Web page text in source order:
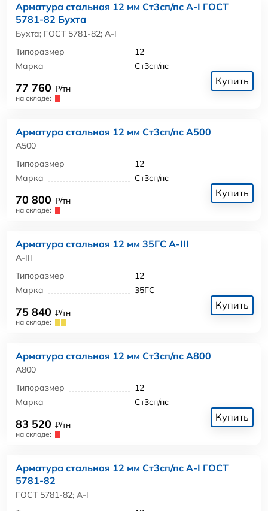
Арматура стальная 12 мм Ст3сп/пс А-I ГОСТ
5781-82 Бухта
Бухта; ГОСТ 5781-82; А-I
Типоразмер
12
Марка
Ст3сп/пс
77 760 ₽/тн
на складе:
Купить
Арматура стальная 12 мм Ст3сп/пс А500
А500
Типоразмер
12
Марка
Ст3сп/пс
70 800 ₽/тн
на складе:
Купить
Арматура стальная 12 мм 35ГС А-III
А-III
Типоразмер
12
Марка
35ГС
75 840 ₽/тн
на складе:
Купить
Арматура стальная 12 мм Ст3сп/пс А800
А800
Типоразмер
12
Марка
Ст3сп/пс
83 520 ₽/тн
на складе:
Купить
Арматура стальная 12 мм Ст3сп/пс А-I ГОСТ
5781-82
ГОСТ 5781-82; А-I